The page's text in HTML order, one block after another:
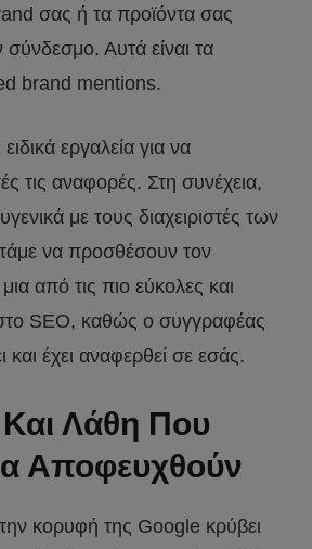
σας ή τα προϊόντα σας
Αυτά είναι τα
brand mentions.
εργαλεία για να
τις αναφορές. Στη συνέχεια,
με τους διαχειριστές των
να προσθέσουν τον
από τις πιο εύκολες και
SEO, καθώς ο συγγραφέας
και έχει αναφερθεί σε εσάς.
Και Λάθη Που
Αποφευχθούν
κορυφή της Google κρύβει